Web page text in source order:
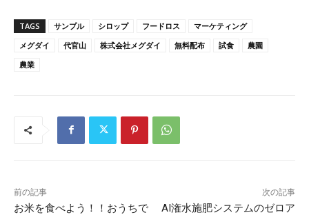
TAGS サンプル シロップ フードロス
マーケティング
メグダイ
代官山 株式会社メグダイ 無料配布 試食
農園
農業
前の記事
お米を食べよう！！おうちで
次の記事
AI潅水施肥システムのゼロア